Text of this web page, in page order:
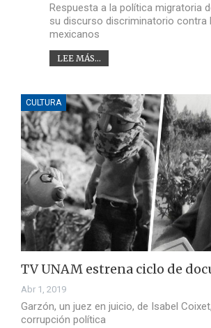
Respuesta a la política migratoria
su discurso discriminatorio contra
mexicanos
LEE MÁS...
CULTURA
TV UNAM estrena ciclo de
Abr 1, 2019
Garzón, un juez en juicio, de Isabel
corrupción política